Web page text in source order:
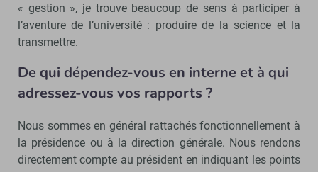
« gestion », je trouve beaucoup de sens à participer à
l’aventure de l’université : produire de la science et la
transmettre.
De qui dépendez-vous en interne et à qui
adressez-vous vos rapports ?
Nous sommes en général rattachés fonctionnellement à
la présidence ou à la direction générale. Nous rendons
directement compte au président en indiquant les points